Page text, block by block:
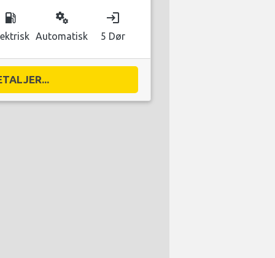
local_gas_station miscellaneous_services
Automatisk
login
5 Dør